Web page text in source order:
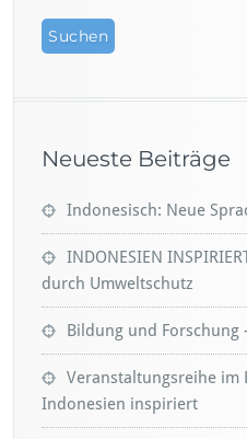
Neueste Beiträge
Indonesisch: Neue
INDONESIEN
durch Umweltschutz
Bildung und Forschung
Veranstaltungsreihe im
Indonesien inspiriert